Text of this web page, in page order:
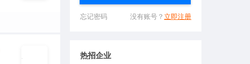
忘记密码 没有账号？ 立即注册
热招企业